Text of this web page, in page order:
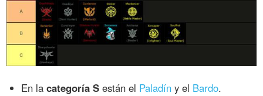
En lacategoría S están el Paladín y el Bardo.